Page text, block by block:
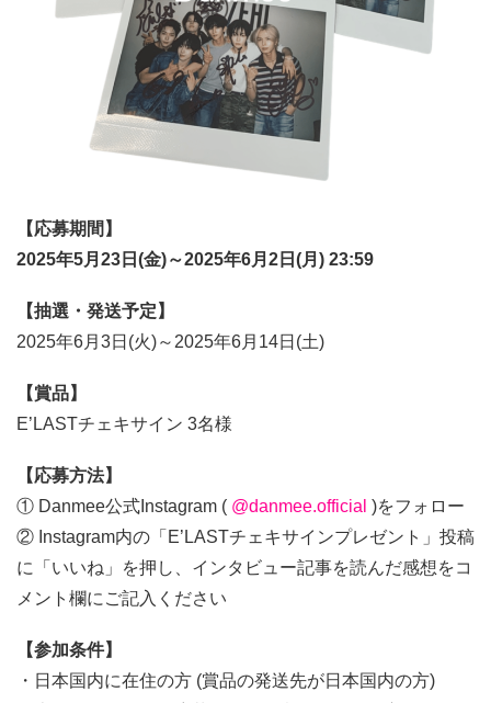
【応募期間】
2025年5月23日(金)～2025年6月2日(月) 23:59
【抽選・発送予定】
2025年6月3日(火)～2025年6月14日(土)
【賞品】
E’LASTチェキサイン 3名様
【応募方法】
① Danmee公式Instagram ( @danmee.official )をフォロー
② Instagram内の「E’LASTチェキサインプレゼント」投稿
に「いいね」を押し、インタビュー記事を読んだ感想をコ
メント欄にご記入ください
【参加条件】
・日本国内に在住の方 (賞品の発送先が日本国内の方)